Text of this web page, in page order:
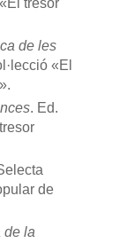
tresor
de les
«El
. Ed.
de
de la